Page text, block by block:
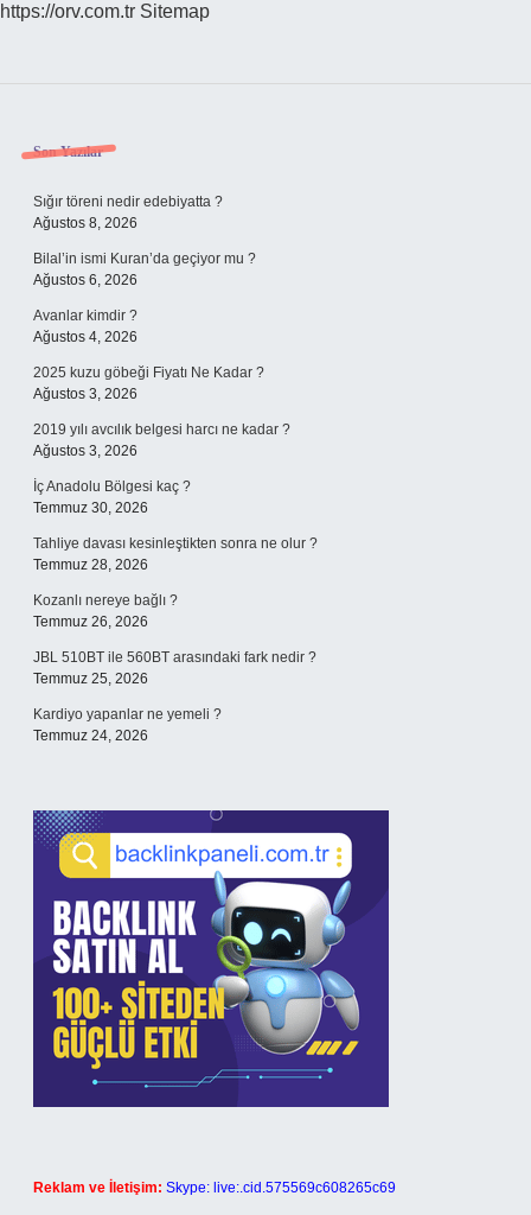
https://orv.com.tr Sitemap
Sidebar
Son Yazılar
Sığır töreni nedir edebiyatta ?
Ağustos 8, 2026
Bilal’in ismi Kuran’da geçiyor mu ?
Ağustos 6, 2026
Avanlar kimdir ?
Ağustos 4, 2026
2025 kuzu göbeği Fiyatı Ne Kadar ?
Ağustos 3, 2026
2019 yılı avcılık belgesi harcı ne kadar ?
Ağustos 3, 2026
İç Anadolu Bölgesi kaç ?
Temmuz 30, 2026
Tahliye davası kesinleştikten sonra ne olur ?
Temmuz 28, 2026
Kozanlı nereye bağlı ?
Temmuz 26, 2026
JBL 510BT ile 560BT arasındaki fark nedir ?
Temmuz 25, 2026
Kardiyo yapanlar ne yemeli ?
Temmuz 24, 2026
Reklam ve İletişim: Skype: live:.cid.575569c608265c69